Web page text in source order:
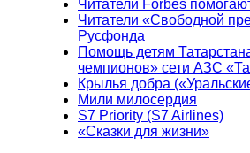
Читатели Forbes
Читатели «Свободной
Русфонда
Помощь детям
чемпионов» сети АЗС
Крылья добра
Мили милосердия
S7 Priority (S7 Airlines)
«Сказки для жизни»